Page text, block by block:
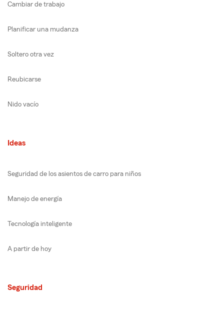
Cambiar de trabajo
Planificar una mudanza
Soltero otra vez
Reubicarse
Nido vacío
Ideas
Seguridad de los asientos de carro para niños
Manejo de energía
Tecnología inteligente
A partir de hoy
Seguridad